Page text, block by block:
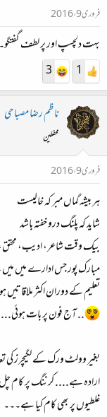
فروری 9، 2016
بہت دلچسپ اور پر لطف
1
3
ناظم رضا مصباحی
محفلین
فروری 9، 2016
ہر بیشہ گماں مبر کہ خالیست
شاید کہ پلنگ درو خفتہ باشد
بیک وقت شاعر، ادیب، محقق،
مبارک پور جس ادارے میں
تعلیم کے دوران اکثر
.. آج فون پر بات ہوئی...
ارادہ ہے.... کرننگ پر کام
غلطیوں پر بھی کام کیا ہے۔۔۔